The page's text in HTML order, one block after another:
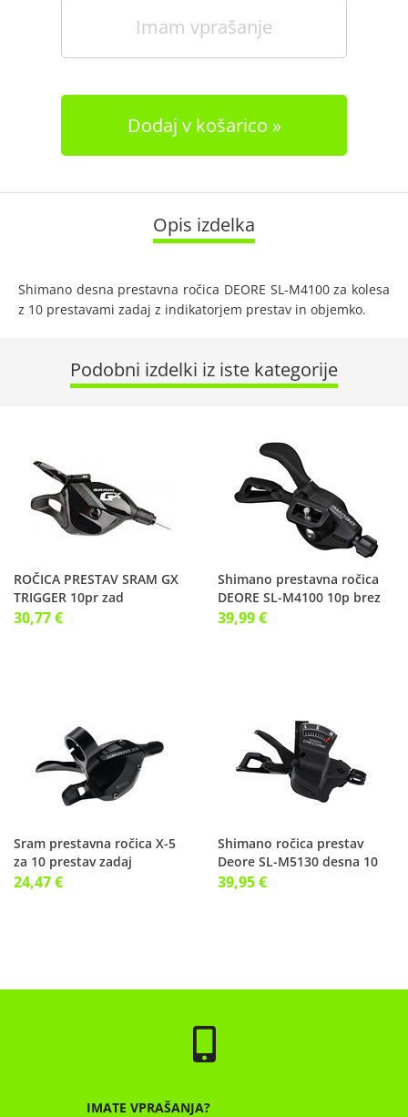
Imam vprašanje
Dodaj v košarico
Opis izdelka
Shimano desna prestavna ročica DEORE SL-M4100 za kolesa
z 10 prestavami zadaj z indikatorjem prestav in objemko.
Podobni izdelki iz iste kategorije
ROČICA PRESTAV SRAM GX
TRIGGER 10pr zad
30,77 €
Shimano prestavna ročica
DEORE SL-M4100 10p brez
indikatorja
39,99 €
Sram prestavna ročica X-5
za 10 prestav zadaj
24,47 €
Shimano ročica prestav
Deore SL-M5130 desna 10
prestav
39,95 €
IMATE VPRAŠANJA?